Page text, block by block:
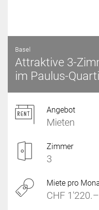
Basel
Attraktive 3-
im Paulus-
Angebot
Mieten
Zimmer
3
Miete pro
CHF 1'220.–